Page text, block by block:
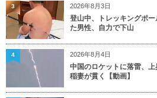
2026年8月3日
登山中、トレッキングポ
た男性、自力で下山
3
2026年8月4日
中国のロケットに落雷、
稲妻が貫く【動画】
4